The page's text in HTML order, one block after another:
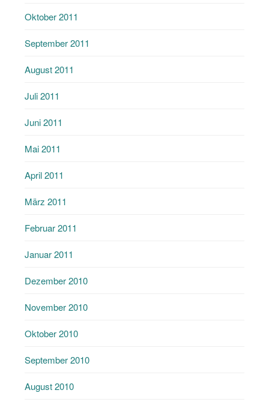
Oktober 2011
September 2011
August 2011
Juli 2011
Juni 2011
Mai 2011
April 2011
März 2011
Februar 2011
Januar 2011
Dezember 2010
November 2010
Oktober 2010
September 2010
August 2010